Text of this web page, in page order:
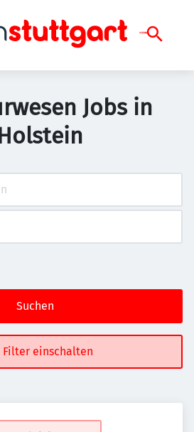
Jobs in
Suchen
Filter einschalten